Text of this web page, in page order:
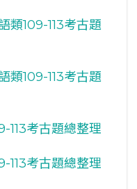
類109-113考古題
類109-113考古題
113考古題總整理
113考古題總整理